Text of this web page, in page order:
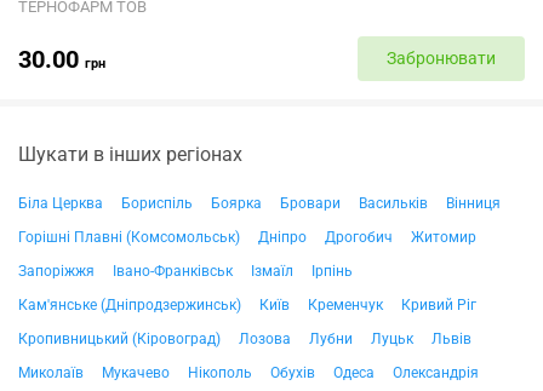
ТЕРНОФАРМ ТОВ
30.00 грн Забронювати
Шукати в інших регіонах
Біла Церква Бориспіль Боярка Бровари Васильків
Вінниця
Горішні Плавні (Комсомольськ)
Дніпро Дрогобич
Житомир
Запоріжжя
Івано-Франківськ Ізмаїл
Ірпінь
Кам'янське (Дніпродзержинськ)
Київ Кременчук
Кривий Ріг
Кропивницький (Кіровоград)
Лозова Лубни Луцьк
Львів
Миколаїв
Мукачево Нікополь Обухів Одеса
Олександрія